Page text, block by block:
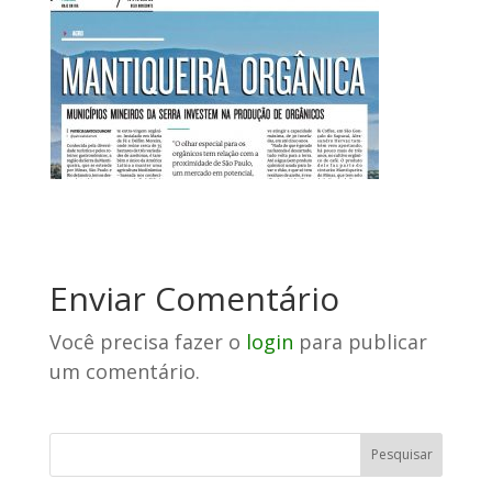
Enviar Comentário
Você precisa fazer o login para publicar
um comentário.